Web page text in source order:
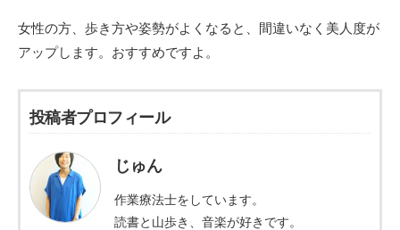
女性の方、歩き方や姿勢がよくなると、間違いなく美人度が
アップします。おすすめですよ。
投稿者プロフィール
じゅん
作業療法士をしています。
読書と山歩き、音楽が好きです。